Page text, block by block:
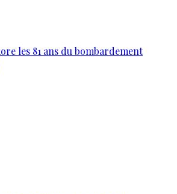
les 81 ans du bombardement